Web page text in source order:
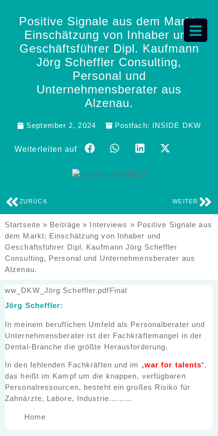
Positive Signale aus dem Markt:
Einschätzung von Inhaber und
Geschäftsführer Dipl. Kaufmann
Jörg Scheffler Consulting,
Personal und
Unternehmensberater aus
Alzenau.
September 2, 2024 Postfach: INSIDE DKW
Weiterleiten auf
ZURÜCK WEITER
Startseite » Beiträge » Interviews » Positive Signale aus
dem Markt: Einschätzung von Inhaber und
Geschäftsführer Dipl. Kaufmann Jörg Scheffler
Consulting, Personal und Unternehmensberater aus
Alzenau.
ww_DKW_Jörg Scheffler.pdfFinal
Jörg Scheffler:
In meinem beruflichen Umfeld als Personalberater und
Unternehmensberater ist der Fachkräftemangel in der
Dental-Branche die größte Herausforderung.
In den fehlenden Fachkräften und im „war for talents“,
das heißt im Kampf um die knappen, verfügbaren
Personalressourcen, besteht ein großes Risiko für
Zahnärzte, Labore, Industrie………
Home